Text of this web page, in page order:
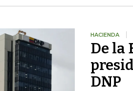
HACIENDA
De la
DNP